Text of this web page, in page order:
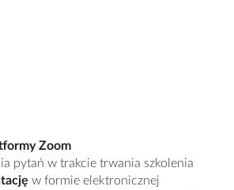
Zoom
pytań w trakcie trwania szkolenia
w formie elektronicznej